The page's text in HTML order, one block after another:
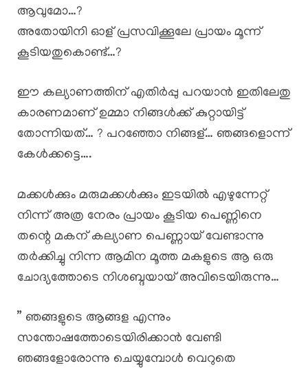
ആവുമോ…?
അതോയിനി ഓള് പ്രസവിക്കൂലേ പ്രായം മൂന്ന്
കൂടിയതുകൊണ്ട്…?
ഈ കല്യാണത്തിന് എതിർപ്പു പറയാൻ ഇതിലേതു
കാരണമാണ് ഉമ്മാ നിങ്ങൾക്ക് കുറ്റായിട്ട്
തോന്നിയത്… ? പറഞ്ഞോ നിങ്ങള്… ഞങ്ങളൊന്ന്
കേൾക്കട്ടെ….
മക്കൾക്കും മരുമക്കൾക്കും ഇടയിൽ എഴുന്നേറ്റ്
നിന്ന് അത്ര നേരം പ്രായം കൂടിയ പെണ്ണിനെ
തന്റെ മകന് കല്യാണ പെണ്ണായ് വേണ്ടാന്നു
തർക്കിച്ചു നിന്ന ആമിന മൂത്ത മകളുടെ ആ ഒരു
ചോദ്യത്തോടെ നിശബ്ദയായ് അവിടെയിരുന്നു…
” ഞങ്ങളുടെ ആങ്ങള എന്നും
സന്തോഷത്തോടെയിരിക്കാൻ വേണ്ടി
ഞങ്ങളോരോന്നു ചെയ്യുമ്പോൾ വെറുതെ